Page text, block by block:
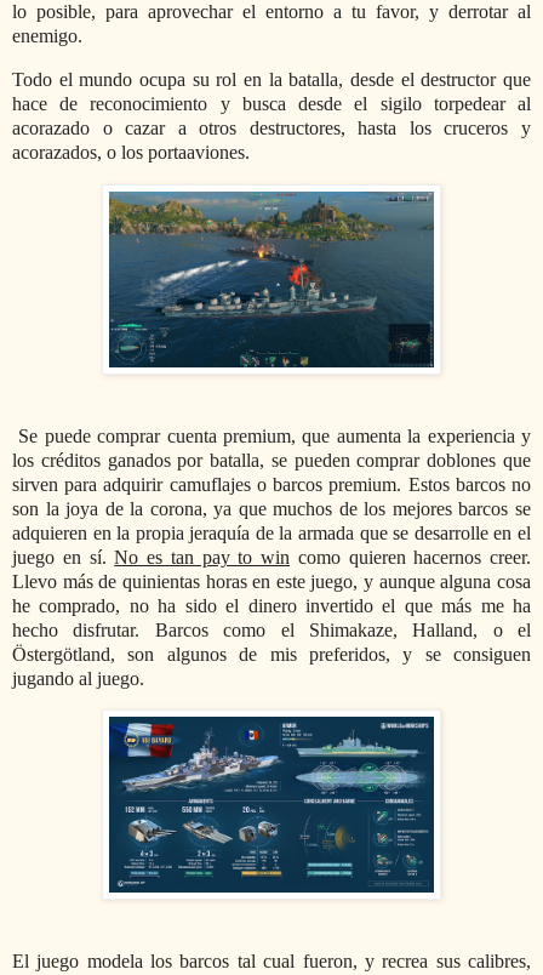
lo posible, para aprovechar el entorno a tu favor, y derrotar al
enemigo.
Todo el mundo ocupa su rol en la batalla, desde el destructor que
hace de reconocimiento y busca desde el sigilo torpedear al
acorazado o cazar a otros destructores, hasta los cruceros y
acorazados, o los portaaviones.
Se puede comprar cuenta premium, que aumenta la experiencia y
los créditos ganados por batalla, se pueden comprar doblones que
sirven para adquirir camuflajes o barcos premium. Estos barcos no
son la joya de la corona, ya que muchos de los mejores barcos se
adquieren en la propia jeraquía de la armada que se desarrolle en el
juego en sí.No es tan pay to win como quieren hacernos creer.
Llevo más de quinientas horas en este juego, y aunque alguna cosa
he comprado, no ha sido el dinero invertido el que más me ha
hecho disfrutar. Barcos como el Shimakaze, Halland, o el
Östergötland, son algunos de mis preferidos, y se consiguen
jugando al juego.
El juego modela los barcos tal cual fueron, y recrea sus calibres,